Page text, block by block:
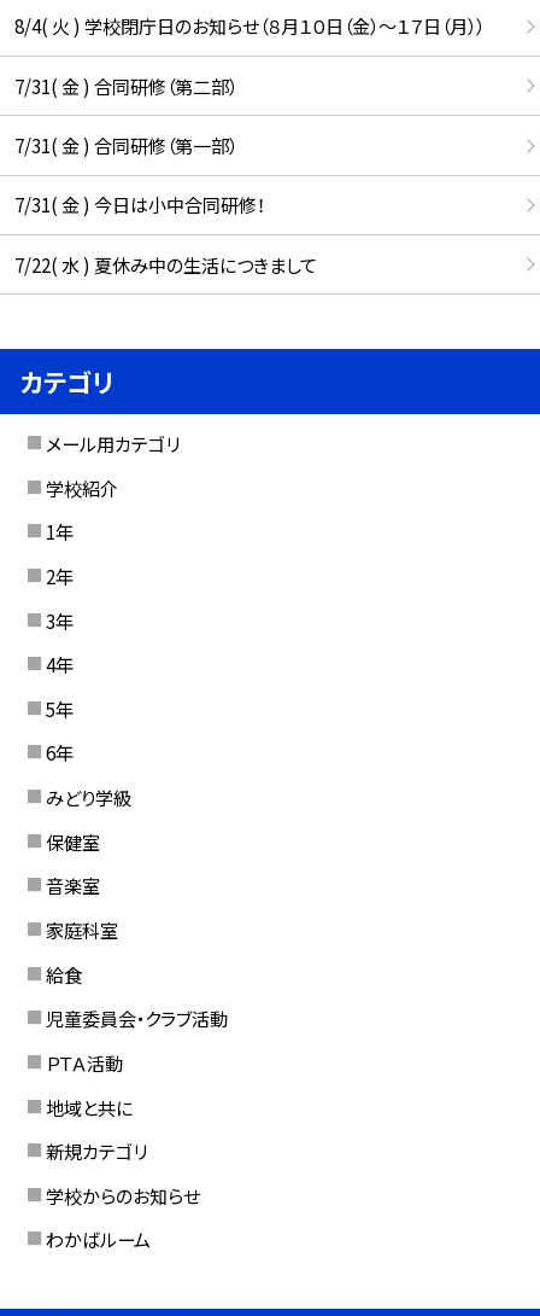
8/4( 火 ) 学校閉庁日のお知らせ（８月１０日（金）～１７日（月））
7/31( 金 ) 合同研修（第二部）
7/31( 金 ) 合同研修（第一部）
7/31( 金 ) 今日は小中合同研修！
7/22( 水 ) 夏休み中の生活につきまして
カテゴリ
メール用カテゴリ
学校紹介
1年
2年
3年
4年
5年
6年
みどり学級
保健室
音楽室
家庭科室
給食
児童委員会・クラブ活動
ＰＴＡ活動
地域と共に
新規カテゴリ
学校からのお知らせ
わかばルーム